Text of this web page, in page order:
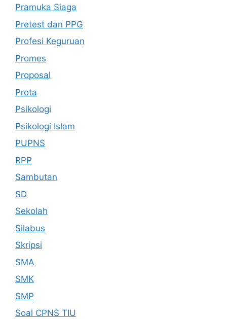
Pramuka Siaga
Pretest dan PPG
Profesi Keguruan
Promes
Proposal
Prota
Psikologi
Psikologi Islam
PUPNS
RPP
Sambutan
SD
Sekolah
Silabus
Skripsi
SMA
SMK
SMP
Soal CPNS TIU